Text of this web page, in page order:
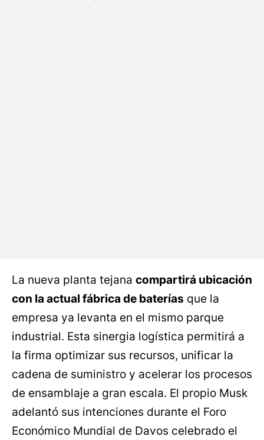
La nueva planta tejana compartirá ubicación
con la actual fábrica de baterías que la
empresa ya levanta en el mismo parque
industrial. Esta sinergia logística permitirá a
la firma optimizar sus recursos, unificar la
cadena de suministro y acelerar los procesos
de ensamblaje a gran escala. El propio Musk
adelantó sus intenciones durante el Foro
Económico Mundial de Davos celebrado el